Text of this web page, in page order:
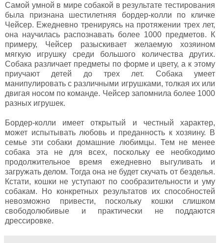
Самой умной в мире собакой в результате тестирования
была признана шестилетняя бордер-колли по кличке
Чейсер. Ежедневно тренируясь на протяжении трех лет,
она научилась распознавать более 1000 предметов. К
примеру, Чейсер разыскивает желаемую хозяином
мягкую игрушку среди большого количества других.
Собака различает предметы по форме и цвету, а к этому
приучают детей до трех лет. Собака умеет
манипулировать с различными игрушками, толкая их или
двигая носом по команде. Чейсер запомнила более 1000
разных игрушек.
Бордер-колли имеет открытый и честный характер,
может испытывать любовь и преданность к хозяину. В
семье эти собаки домашние любимцы. Тем не менее
собака эта не для всех, поскольку ее необходимо
продолжительное время ежедневно выгуливать и
загружать делом. Тогда она не будет скучать от безделья.
Кстати, кошки не уступают по сообразительности и уму
собакам. Но конкретных результатов их способностей
невозможно привести, поскольку кошки слишком
свободолюбивые и практически не поддаются
дрессировке.